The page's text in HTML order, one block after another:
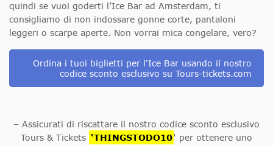
quindi se vuoi goderti l’Ice Bar ad Amsterdam, ti
consigliamo di non indossare gonne corte, pantaloni
leggeri o scarpe aperte. Non vorrai mica congelare, vero?
Ordina i tuoi biglietti per l'Ice Bar usando il nostro
codice sconto esclusivo su Tours-tickets.com
– Assicurati di riscattare il nostro codice sconto esclusivo
Tours & Tickets ‘THINGSTODO10‘ per ottenere uno